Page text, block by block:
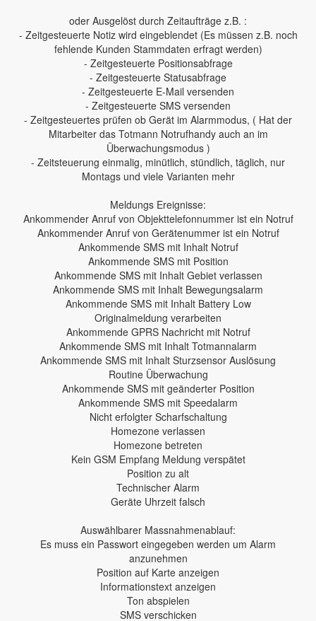
oder Ausgelöst durch Zeitaufträge z.B. :
- Zeitgesteuerte Notiz wird eingeblendet (Es müssen z.B. noch
fehlende Kunden Stammdaten erfragt werden)
- Zeitgesteuerte Positionsabfrage
- Zeitgesteuerte Statusabfrage
- Zeitgesteuerte E-Mail versenden
- Zeitgesteuerte SMS versenden
- Zeitgesteuertes prüfen ob Gerät im Alarmmodus, ( Hat der
Mitarbeiter das Totmann Notrufhandy auch an im
Überwachungsmodus )
- Zeitsteuerung einmalig, minütlich, stündlich, täglich, nur
Montags und viele Varianten mehr
Meldungs Ereignisse:
Ankommender Anruf von Objekttelefonnummer ist ein Notruf
Ankommender Anruf von Gerätenummer ist ein Notruf
Ankommende SMS mit Inhalt Notruf
Ankommende SMS mit Position
Ankommende SMS mit Inhalt Gebiet verlassen
Ankommende SMS mit Inhalt Bewegungsalarm
Ankommende SMS mit Inhalt Battery Low
Originalmeldung verarbeiten
Ankommende GPRS Nachricht mit Notruf
Ankommende SMS mit Inhalt Totmannalarm
Ankommende SMS mit Inhalt Sturzsensor Auslösung
Routine Überwachung
Ankommende SMS mit geänderter Position
Ankommende SMS mit Speedalarm
Nicht erfolgter Scharfschaltung
Homezone verlassen
Homezone betreten
Kein GSM Empfang Meldung verspätet
Position zu alt
Technischer Alarm
Geräte Uhrzeit falsch
Auswählbarer Massnahmenablauf:
Es muss ein Passwort eingegeben werden um Alarm
anzunehmen
Position auf Karte anzeigen
Informationstext anzeigen
Ton abspielen
SMS verschicken